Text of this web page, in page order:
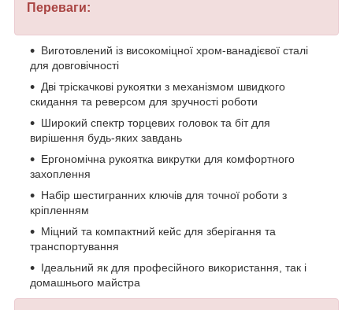
Переваги:
Виготовлений із високоміцної хром-ванадієвої сталі
для довговічності
Дві тріскачкові рукоятки з механізмом швидкого
скидання та реверсом для зручності роботи
Широкий спектр торцевих головок та біт для
вирішення будь-яких завдань
Ергономічна рукоятка викрутки для комфортного
захоплення
Набір шестигранних ключів для точної роботи з
кріпленням
Міцний та компактний кейс для зберігання та
транспортування
Ідеальний як для професійного використання, так і
домашнього майстра